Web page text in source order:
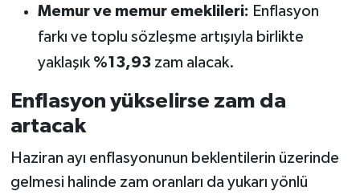
Memur ve memur emeklileri: Enflasyon
farkı ve toplu sözleşme artışıyla birlikte
yaklaşık %13,93zam alacak.
Enflasyon yükselirse zam da
artacak
Haziran ayı enflasyonunun beklentilerin üzerinde
gelmesi halinde zam oranları da yukarı yönlü